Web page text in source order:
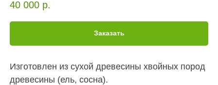
40 000 р.
Заказать
Изготовлен из сухой древесины хвойных пород
древесины (ель, сосна).